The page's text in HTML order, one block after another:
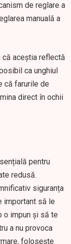
de reglare a
manuală a
aceștia reflectă
ca unghiul
că farurile de
direct în ochii
pentru
redusă.
siguranța
important să le
o impun și să te
a nu provoca
folosește